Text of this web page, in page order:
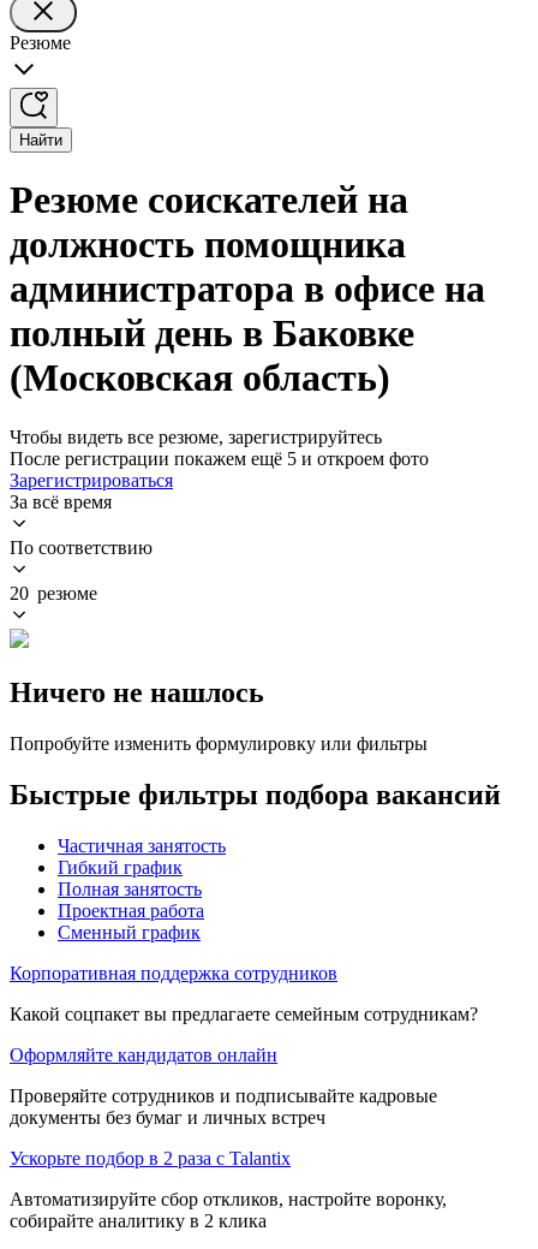
Резюме
Найти
Резюме соискателей на
должность помощника
администратора в офисе на
полный день в Баковке
(Московская область)
Чтобы видеть все резюме, зарегистрируйтесь
После регистрации покажем ещё 5 и откроем фото
Зарегистрироваться
За всё время
По соответствию
20 резюме
Ничего не нашлось
Попробуйте изменить формулировку или фильтры
Быстрые фильтры подбора вакансий
Частичная занятость
Гибкий график
Полная занятость
Проектная работа
Сменный график
Корпоративная поддержка сотрудников
Какой соцпакет вы предлагаете семейным сотрудникам?
Оформляйте кандидатов онлайн
Проверяйте сотрудников и подписывайте кадровые
документы без бумаг и личных встреч
Ускорьте подбор в 2 раза с Talantix
Автоматизируйте сбор откликов, настройте воронку,
собирайте аналитику в 2 клика